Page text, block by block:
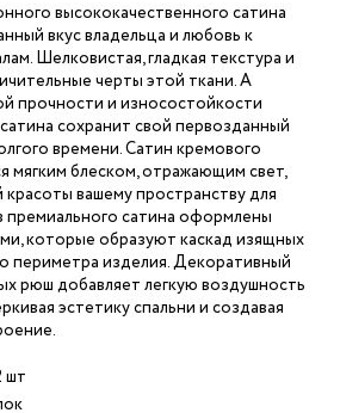
высококачественного сатина
вкус владельца и любовь к
Шелковистая, гладкая текстура и
черты этой ткани. А
прочности и износостойкости
сохранит свой первозданный
времени. Сатин кремового
мягким блеском, отражающим свет,
вашему пространству для
премиального сатина оформлены
которые образуют каскад изящных
периметра изделия. Декоративный
рюш добавляет легкую воздушность
эстетику спальни и создавая
шт